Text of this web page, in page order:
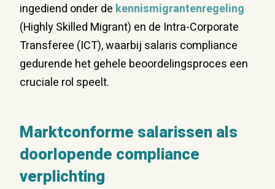
ingediend onder de kennismigrantenregeling
(Highly Skilled Migrant) en de Intra-Corporate
Transferee (ICT), waarbij salaris compliance
gedurende het gehele beoordelingsproces een
cruciale rol speelt.
Marktconforme salarissen als
doorlopende compliance
verplichting